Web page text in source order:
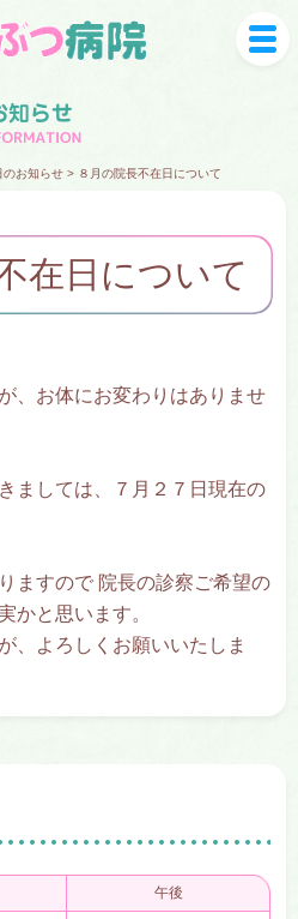
のお知らせ > ８月の院長不在日について
在日について
、お体にお変わりはありませ
ましては、７月２７日現在の
ますので 院長の診察ご希望の
かと思います。
、よろしくお願いいたしま
午後